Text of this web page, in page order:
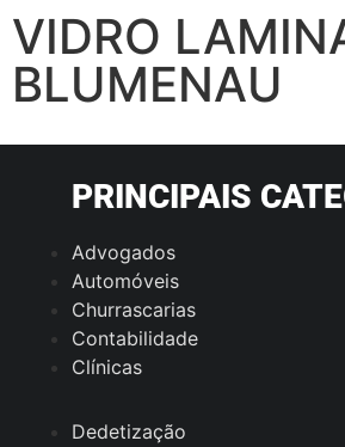
VIDRO
BLUMENAU
PRINCIPAIS
Advogados
Automóveis
Churrascarias
Contabilidade
Clínicas
Dedetização